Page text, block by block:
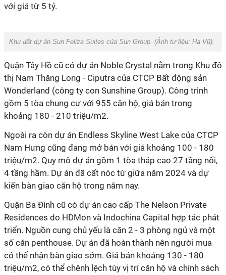
với giá từ 5 tỷ.
Khu đất dự án Sun Feliza Suites của Sun Group. (Ảnh tư liệu: Hạ Vũ).
Quận Tây Hồ cũ có dự án Noble Crystal nằm trong Khu đô
thị Nam Thăng Long - Ciputra của CTCP Bất động sản
Wonderland (công ty con Sunshine Group). Công trình
gồm 5 tòa chung cư với 955 căn hộ, giá bán trong
khoảng 180 - 210 triệu/m2.
Ngoài ra còn dự án Endless Skyline West Lake của CTCP
Nam Hưng cũng đang mở bán với giá khoảng 100 - 180
triệu/m2. Quy mô dự án gồm 1 tòa tháp cao 27 tầng nổi,
4 tầng hầm. Dự án đã cất nóc từ giữa năm 2024 và dự
kiến bàn giao căn hộ trong năm nay.
Quận Ba Đình cũ có dự án cao cấp The Nelson Private
Residences do HDMon và Indochina Capital hợp tác phát
triển. Nguồn cung chủ yếu là căn 2 - 3 phòng ngủ và một
số căn penthouse. Dự án đã hoàn thành nên người mua
có thể nhận bàn giao sớm. Giá bán khoảng 130 - 180
triệu/m2, có thể chênh lệch tùy vị trí căn hộ và chính sách